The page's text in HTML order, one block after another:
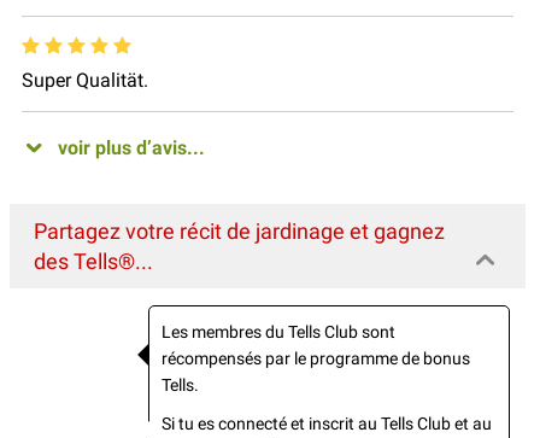
Super Qualität.
voir plus d’avis...
Partagez votre récit de jardinage et gagnez
des Tells®...
Les membres du Tells Club sont
récompensés par le programme de bonus
Tells.
Si tu es connecté et inscrit au Tells Club et au